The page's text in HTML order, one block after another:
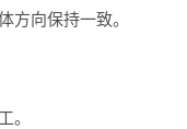
方向保持一致。
。